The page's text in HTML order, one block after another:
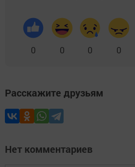
0 0 0 0
Расскажите друзьям
Нет комментариев